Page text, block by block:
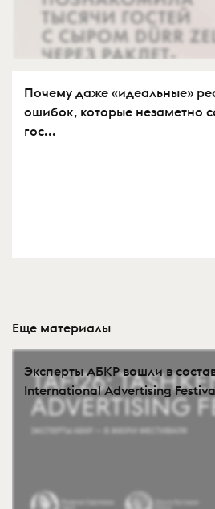
Почему даже «идеальные»
ошибок, которые незаметно
гос...
Еще материалы
Эксперты АБКР вошли в
International Advertising